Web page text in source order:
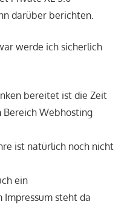
darüber berichten.
werde ich sicherlich
bereitet ist die Zeit
Bereich Webhosting
ist natürlich noch nicht
ein
Impressum steht da